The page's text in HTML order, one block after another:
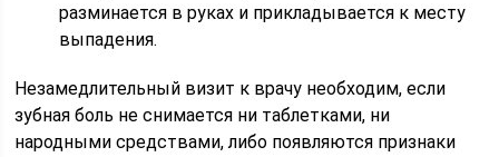
разминается в руках и прикладывается к месту
выпадения.
Незамедлительный визит к врачу необходим, если
зубная боль не снимается ни таблетками, ни
народными средствами, либо появляются признаки